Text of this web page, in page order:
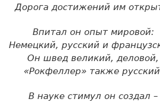
Дорога достижений им
Впитал он опыт мировой:
Немецкий, русский и
Он швед великий, деловой,
«Рокфеллер» также
В науке стимул он создал –